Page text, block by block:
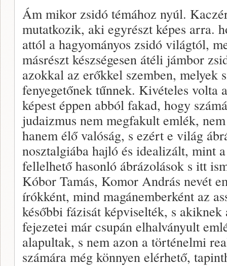
Ám mikor zsidó témához nyúl.
mutatkozik, aki egyrészt képes arra.
attól a hagyományos zsidó világtól,
másrészt készségesen átéli jámbor
azokkal az erőkkel szemben, melyek
fenyegetőnek tűnnek. Kivételes volta
képest éppen abból fakad, hogy
judaizmus nem megfakult emlék,
hanem élő valóság, s ezért e világ
nosztalgiába hajló és idealizált, mint
fellelhető hasonló ábrázolások s itt
Kóbor Tamás, Komor András nevét
írókként, mind magánemberként az
későbbi fázisát képviselték, s
fejezetei már csupán elhalványult
alapultak, s nem azon a történelmi
számára még könnyen elérhető,